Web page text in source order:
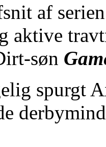
af
aktive
søn
spurgt